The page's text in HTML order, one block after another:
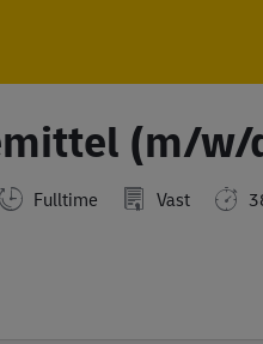
(m/w/
Fulltime Vast